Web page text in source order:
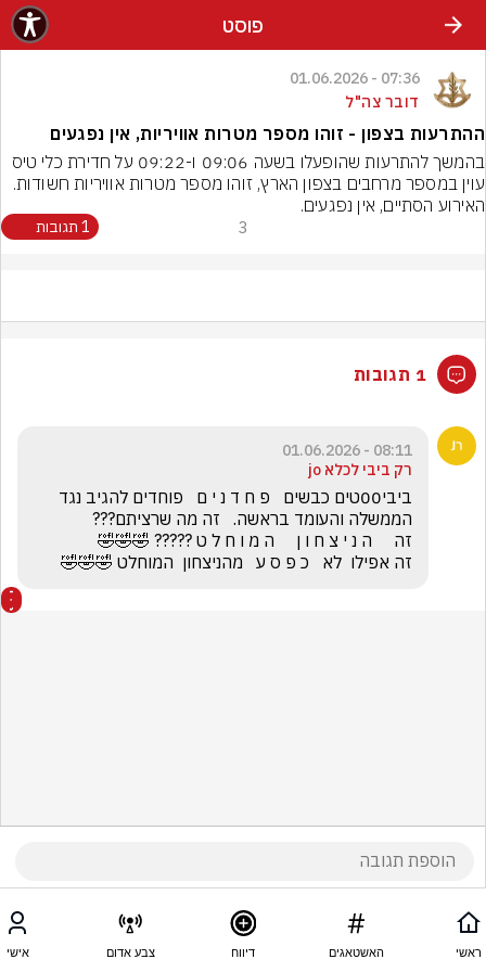
פוסט
07:36 - 01.06.2026
דובר צה"ל
ההתרעות בצפון - זוהו מספר מטרות אוויריות, אין נפגעים
האירוע הסתיים, אין נפגעים.
3 1 תגובות
1 תגובות
08:11 - 01.06.2026
רק ביבי לכלא jo
זה אפילו  לא   כ פ ס ע   מהניצחון  המוחלט 🤣🤣🤣
ראשי האשטאגים דיווח צבע אדום אישי